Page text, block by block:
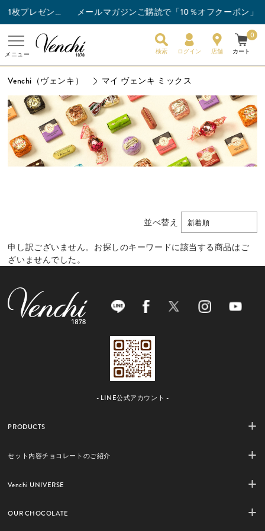
チョコレートバー3枚以上ご購入でスナックバーを1枚プレゼント！ メールマガジンご購読で「10％オフクーポン」
メニュー 検索 ログイン 店舗 カート
0
Venchi（ヴェンキ） マイ ヴェンキ ミックス
並べ替え 新着順
申し訳ございません。お探しのキーワードに該当する商品はご
ざいませんでした。
- LINE公式アカウント -
PRODUCTS
セット内容チョコレートのご紹介
Venchi UNIVERSE
OUR CHOCOLATE